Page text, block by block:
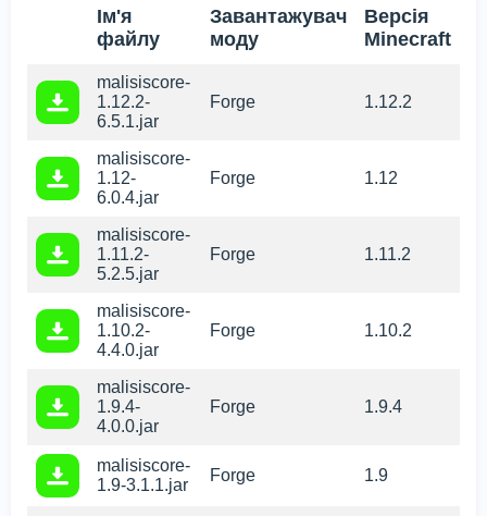
Ім'я
файлу
Завантажувач
моду
Версія
Minecraft
malisiscore-
1.12.2-
6.5.1.jar
Forge 1.12.2
malisiscore-
1.12-
6.0.4.jar
Forge 1.12
malisiscore-
1.11.2-
5.2.5.jar
Forge 1.11.2
malisiscore-
1.10.2-
4.4.0.jar
Forge 1.10.2
malisiscore-
1.9.4-
4.0.0.jar
Forge 1.9.4
malisiscore-
1.9-3.1.1.jar
Forge 1.9